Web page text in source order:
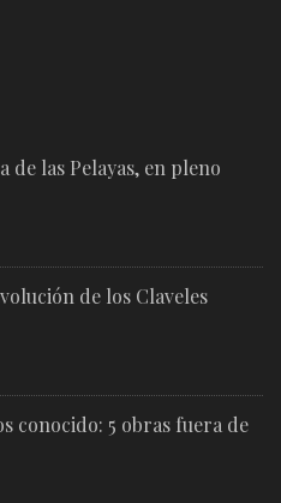
de las Pelayas, en pleno
de los Claveles
conocido: 5 obras fuera de